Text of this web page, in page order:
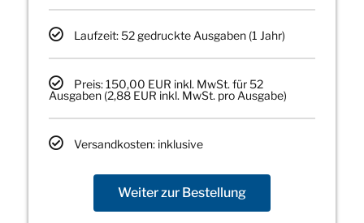
Laufzeit: 52 gedruckte Ausgaben (1 Jahr)
Preis: 150,00 EUR inkl. MwSt. für 52
Ausgaben (2,88 EUR inkl. MwSt. pro Ausgabe)
Versandkosten: inklusive
Weiter zur Bestellung